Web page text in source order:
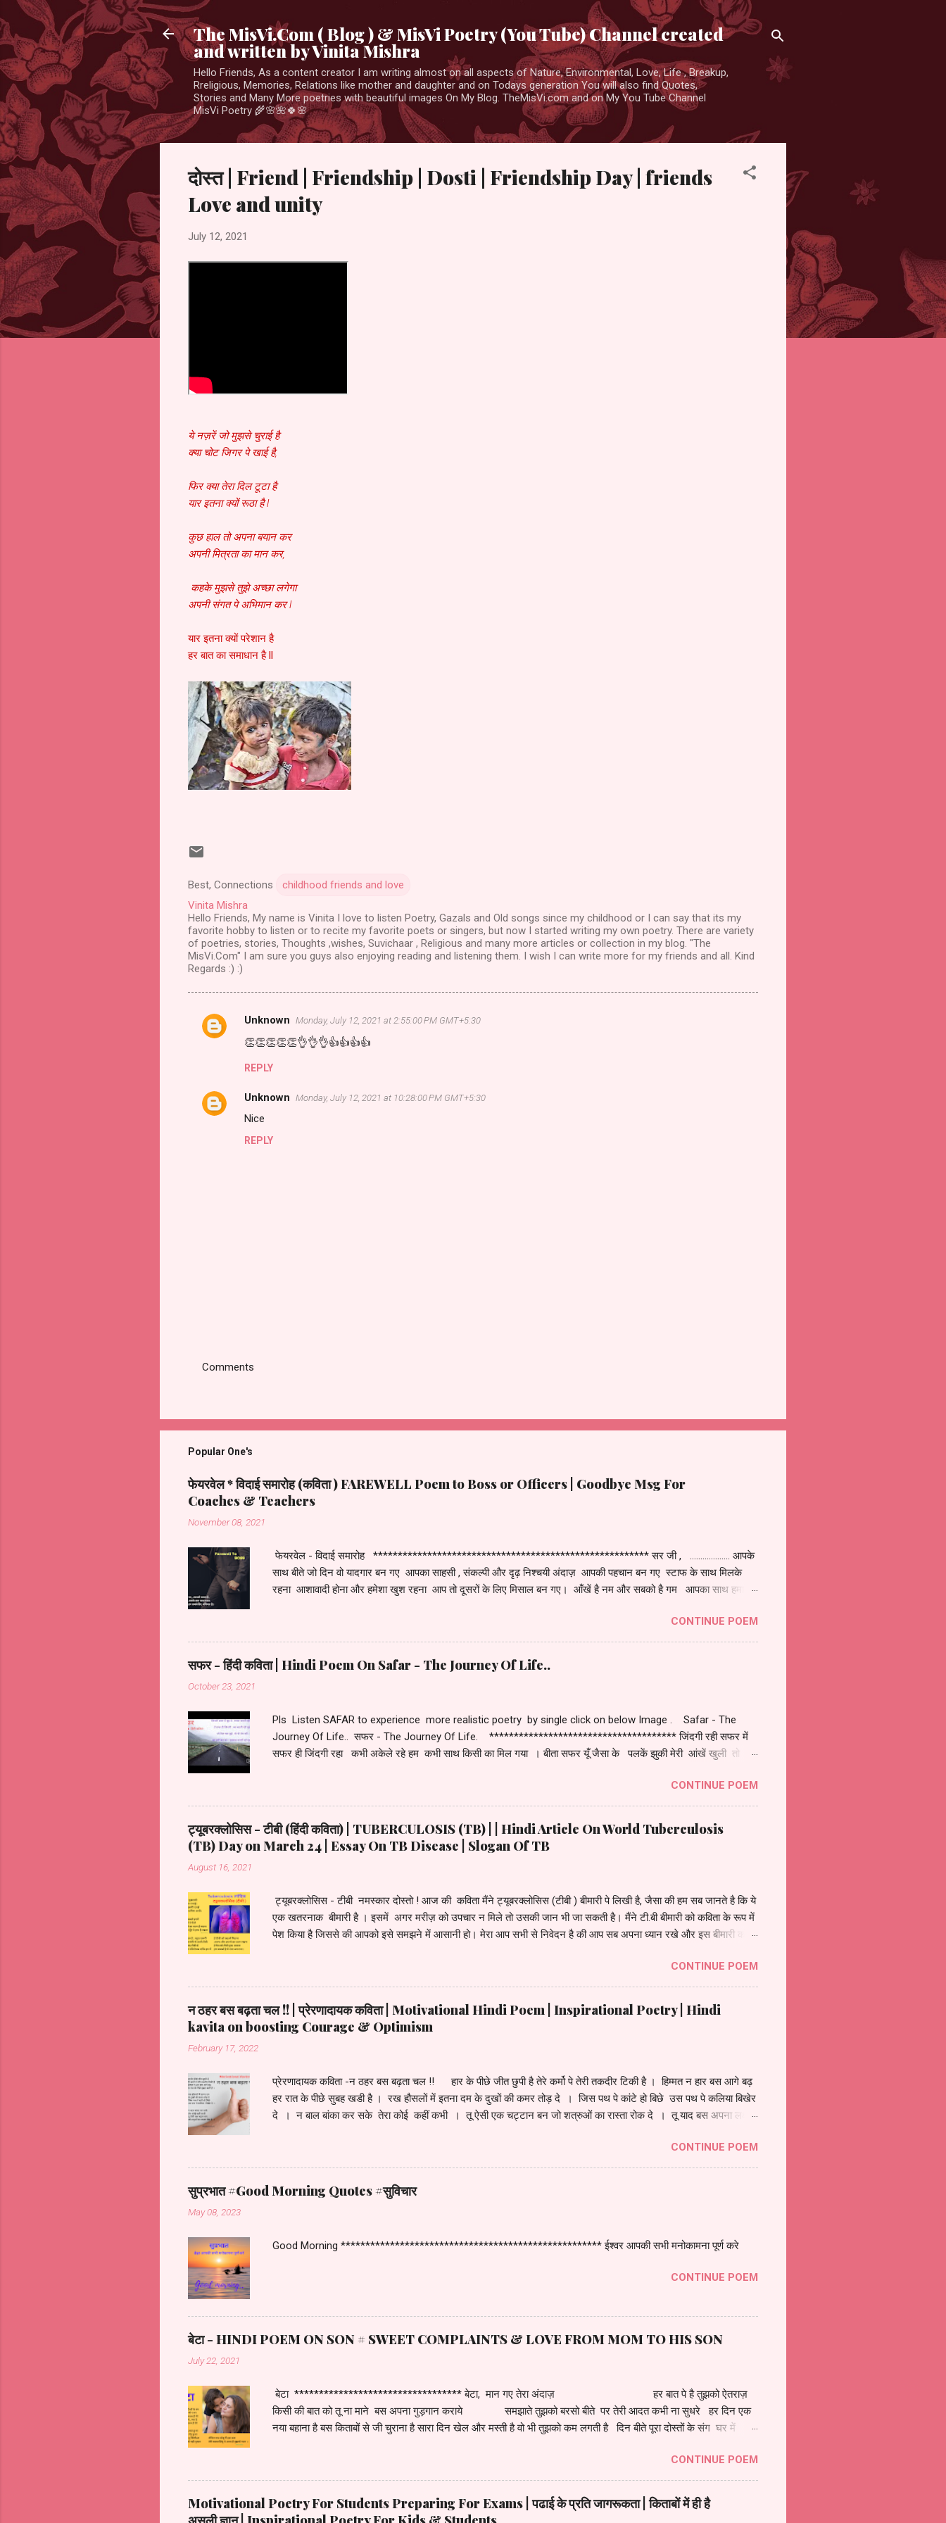
The MisVi.Com ( Blog ) & MisVi Poetry (You Tube) Channel created
and written by Vinita Mishra
Hello Friends, As a content creator I am writing almost on all aspects of Nature, Environmental, Love, Life , Breakup,
Rreligious, Memories, Relations like mother and daughter and on Todays generation You will also find Quotes,
Stories and Many More poetries with beautiful images On My Blog. TheMisVi.com and on My You Tube Channel
MisVi Poetry 🌾🌸🌺🍀🌸
दोस्त | Friend | Friendship | Dosti | Friendship Day | friends
Love and unity
July 12, 2021
ये नज़रें जो मुझसे चुराई है
क्या चोट जिगर पे खाई है,
फिर क्या तेरा दिल टूटा है
यार इतना क्यों रूठा है l
कुछ हाल तो अपना बयान कर
अपनी मित्रता का मान कर,
कहके मुझसे तुझे अच्छा लगेगा
अपनी संगत पे अभिमान कर l
यार इतना क्यों परेशान है
हर बात का समाधान है ll
Best, Connections
childhood friends and love
Vinita Mishra
Hello Friends, My name is Vinita I love to listen Poetry, Gazals and Old songs since my childhood or I can say that its my
favorite hobby to listen or to recite my favorite poets or singers, but now I started writing my own poetry. There are variety
of poetries, stories, Thoughts ,wishes, Suvichaar , Religious and many more articles or collection in my blog. "The
MisVi.Com" I am sure you guys also enjoying reading and listening them. I wish I can write more for my friends and all. Kind
Regards :) :)
Comments
Unknown Monday, July 12, 2021 at 2:55:00 PM GMT+5:30
👏👏👏👏👏👌👌👌👍👍👍👍
REPLY
Unknown Monday, July 12, 2021 at 10:28:00 PM GMT+5:30
Nice
REPLY
Comments
Popular One's
फेयरवेल * विदाई समारोह (कविता ) FAREWELL Poem to Boss or Officers | Goodbye Msg For
Coaches & Teachers
November 08, 2021
फेयरवेल - विदाई समारोह ******************************************************** सर जी , ................... आपके
साथ बीते जो दिन वो यादगार बन गए आपका साहसी , संकल्पी और दृढ़ निश्चयी अंदाज़ आपकी पहचान बन गए स्टाफ के साथ मिलके
रहना आशावादी होना और हमेशा खुश रहना आप तो दूसरों के लिए मिसाल बन गए। आँखें है नम और सबको है गम आपका साथ हमारे
किया ये किस्मत है हमारी फेयरवेल के दिन आपके है विनती हमारी हो आपकी उन्नति हमेशा और मिले कामयाबी सर , आपको सलाम
है आपके साथ काम करना हम सबके लिए अभिमान है धन्यवाद
CONTINUE POEM
सफर - हिंदी कविता | Hindi Poem On Safar - The Journey Of Life..
October 23, 2021
Pls Listen SAFAR to experience more realistic poetry by single click on below Image . Safar - The
Journey Of Life.. सफर - The Journey Of Life. ************************************** जिंदगी रही सफर में
सफर ही जिंदगी रहा कभी अकेले रहे हम कभी साथ किसी का मिल गया । बीता सफर यूँ जैसा के पलकें झुकी मेरी आंखें खुली तो
अज़ीज़ थे हम कुछ नहीं थे उनके पर वो मेरे करीब थे ! ज़िन्दगी सफर में खुद से रूबरू कराती रही मुझे है सफर ही ज़िन्दगी बस बताती रही
मुझे जो मिल गया मुझे वो भी मेरा नहीं बस इसी बात का एहसास कराती रही मुझे !
CONTINUE POEM
ट्यूबरक्लोसिस - टीबी (हिंदी कविता) | TUBERCULOSIS (TB) | | Hindi Article On World Tuberculosis
(TB) Day on March 24 | Essay On TB Disease | Slogan Of TB
August 16, 2021
ट्यूबरक्लोसिस - टीबी नमस्कार दोस्तो ! आज की कविता मैंने ट्यूबरक्लोसिस (टीबी ) बीमारी पे लिखी है, जैसा की हम सब जानते है कि ये
एक खतरनाक बीमारी है । इसमें अगर मरीज़ को उपचार न मिले तो उसकी जान भी जा सकती है। मैंने टी.बी बीमारी को कविता के रूप में
पेश किया है जिससे की आपको इसे समझने में आसानी हो। मेरा आप सभी से निवेदन है की आप सब अपना ध्यान रखे और इस बीमारी को
आप अपना इलाज तुरंत शुरू कराये और डॉक्टर के संपर्क में रहे। ट्यूबरक्लोसिस (टीबी ) - हिंदी कविता है एक खतरनाक - बीमारी टीबी
इसका उपचार बहुत ज़रूरी दो तरह की होती है ये इलाज चले इसका छह , अठारह या इक्कीस महीने। होना है सबको जागरूक रखनी है
साफ़ सफाई घर में खुद को भी स्वच्छ रखना गन्दी जगह न खाना पीना धूम्रपान से दूर है रहना । भोजन प्रोटीन युक्त है - करना दूध,
दही और फल है - खाना नीद को अपनी है - पूरी रखन...
CONTINUE POEM
न ठहर बस बढ़ता चल !! | प्रेरणादायक कविता | Motivational Hindi Poem | Inspirational Poetry | Hindi
kavita on boosting Courage & Optimism
February 17, 2022
प्रेरणादायक कविता -न ठहर बस बढ़ता चल !! हार के पीछे जीत छुपी है तेरे कर्मो पे तेरी तकदीर टिकी है । हिम्मत न हार बस आगे बढ़
हर रात के पीछे सुबह खडी है । रख हौसलों में इतना दम के दुखों की कमर तोड़ दे । जिस पथ पे कांटे हो बिछे उस पथ पे कलिया बिखेर
दे । न बाल बांका कर सके तेरा कोई कहीं कभी । तू ऐसी एक चट्टान बन जो शत्रुओं का रास्ता रोक दे । तू याद बस अपना लक्ष्य
सीख लेके चल । जीवन एक परीक्षास्थल है यहाँ कोई उ त्तीर्ण तो कोई विफल है । तेरी हार में भी जीत है एक तजुर्बा, एक विश्वास है ।
तू फिर से उठ और कोशिश कर बढ़के आगे अपनी जीत हासिल कर ।।
CONTINUE POEM
सुप्रभात #Good Morning Quotes #सुविचार
May 08, 2023
Good Morning ***************************************************** ईश्वर आपकी सभी मनोकामना पूर्ण करे
CONTINUE POEM
बेटा - HINDI POEM ON SON # SWEET COMPLAINTS & LOVE FROM MOM TO HIS SON
July 22, 2021
बेटा ********************************** बेटा, मान गए तेरा अंदाज़ हर बात पे है तुझको ऐतराज़
किसी की बात को तू ना माने बस अपना गुड़गान कराये समझाते तुझको बरसो बीते पर तेरी आदत कभी ना सुधरे हर दिन एक
नया बहाना है बस किताबों से जी चुराना है सारा दिन खेल और मस्ती है वो भी तुझको कम लगती है दिन बीते पूरा दोस्तों के संग घर में
पेड़ हुआ अब तो हो जा तू जिम्मेदार हर माँ की बेटे से यही पुकार लेकिन सच बोलू मैं एक बात तेरी बादमाशियूं पे आता है मुझको प्यार ।
****************** Pls enjoy the short clip on Mother & Son Conversation
*********************************
CONTINUE POEM
Motivational Poetry For Students Preparing For Exams | पढाई के प्रति जागरूकता | किताबों में ही है